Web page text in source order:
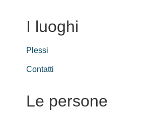
I luoghi
Plessi
Contatti
Le persone